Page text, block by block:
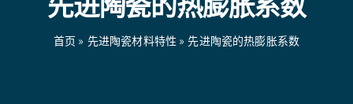
首页 » 先进陶瓷材料特性 »先进陶瓷的热膨胀系数